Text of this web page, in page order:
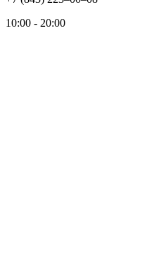
10:00 - 20:00